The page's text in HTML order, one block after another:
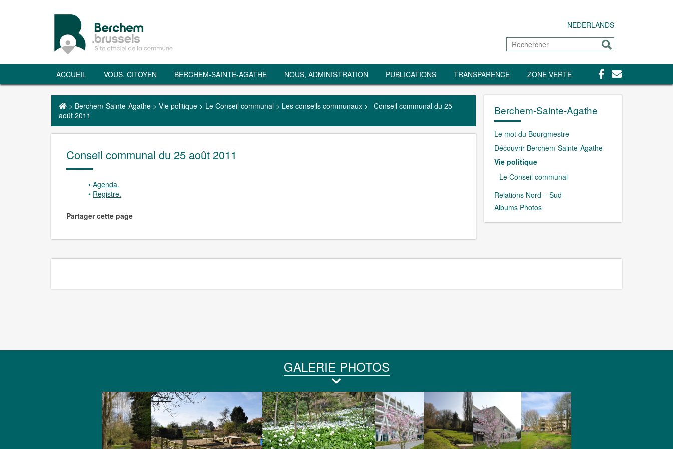
NEDERLANDS
Rechercher
Envoyer
ACCUEIL VOUS, CITOYEN BERCHEM-SAINTE-AGATHE NOUS, ADMINISTRATION PUBLICATIONS TRANSPARENCE ZONE VERTE Facebook
Contact
> Berchem-Sainte-Agathe > Vie politique > Le Conseil communal > Les conseils communaux > Conseil communal du 25
août 2011
Conseil communal du 25 août 2011
Agenda.
Registre.
Partager cette page
Berchem-Sainte-Agathe
Le mot du Bourgmestre
Découvrir Berchem-Sainte-Agathe
Vie politique
Le Conseil communal
Relations Nord – Sud
Albums Photos
GALERIE PHOTOS